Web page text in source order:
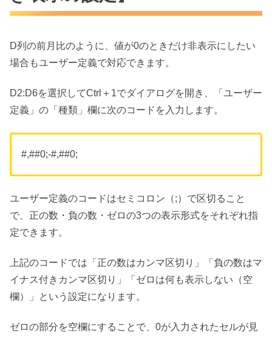
D列の前月比のように、値が0のときだけ非表示にしたい
場合もユーザー定義で対応できます。
D2:D6を選択してCtrl＋1でダイアログを開き、「ユーザー
定義」の「種類」欄に次のコードを入力します。
#,##0;-#,##0;
ユーザー定義のコードはセミコロン（;）で区切ること
で、正の数・負の数・ゼロの3つの表示形式をそれぞれ指
定できます。
上記のコードでは「正の数はカンマ区切り」「負の数はマ
イナス付きカンマ区切り」「ゼロは何も表示しない（空
欄）」という設定になります。
ゼロの部分を空欄にすることで、0が入力されたセルが見